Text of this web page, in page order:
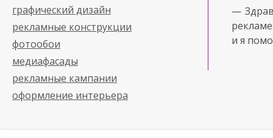
графический дизайн
рекламные конструкции
фотообои
медиафасады
рекламные кампании
оформление интерьера
—
и я